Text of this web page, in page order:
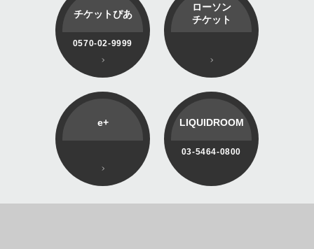
チケットぴあ
0570-02-9999
ローソン
チケット
e+ LIQUIDROOM
03-5464-0800